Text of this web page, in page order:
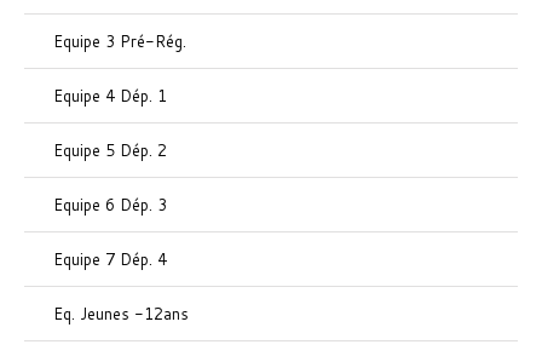
Equipe 3 Pré-Rég.
Equipe 4 Dép. 1
Equipe 5 Dép. 2
Equipe 6 Dép. 3
Equipe 7 Dép. 4
Eq. Jeunes -12ans